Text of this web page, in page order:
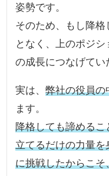
姿勢です。
そのため、もし降格
となく、上のポジ
の成長につなげてい
実は、弊社の役員の
ます。
降格しても諦める
立てるだけの力量
に挑戦したからこ